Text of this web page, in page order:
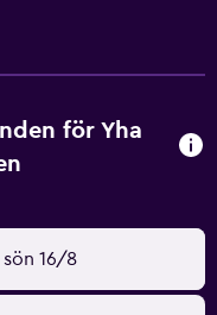
för Yha
sön 16/8